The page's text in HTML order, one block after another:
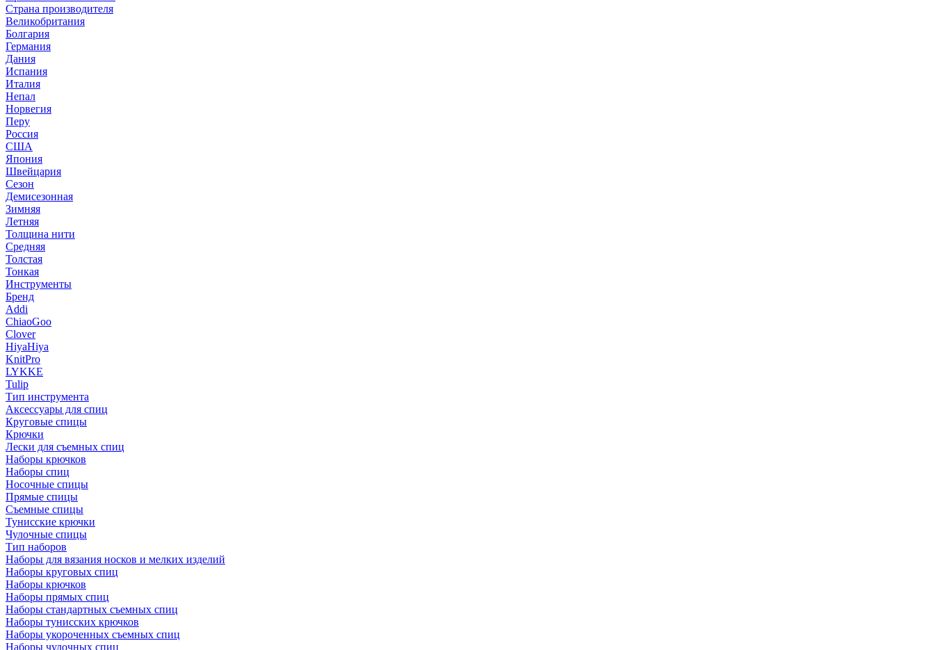
Страна производителя
Великобритания
Болгария
Германия
Дания
Испания
Италия
Непал
Норвегия
Перу
Россия
США
Япония
Швейцария
Сезон
Демисезонная
Зимняя
Летняя
Толщина нити
Средняя
Толстая
Тонкая
Инструменты
Бренд
Addi
ChiaoGoo
Clover
HiyaHiya
KnitPro
LYKKE
Tulip
Тип инструмента
Аксессуары для спиц
Круговые спицы
Крючки
Лески для съемных спиц
Наборы крючков
Наборы спиц
Носочные спицы
Прямые спицы
Съемные спицы
Тунисские крючки
Чулочные спицы
Тип наборов
Наборы для вязания носков и мелких изделий
Наборы круговых спиц
Наборы крючков
Наборы прямых спиц
Наборы стандартных съемных спиц
Наборы тунисских крючков
Наборы укороченных съемных спиц
Наборы чулочных спиц